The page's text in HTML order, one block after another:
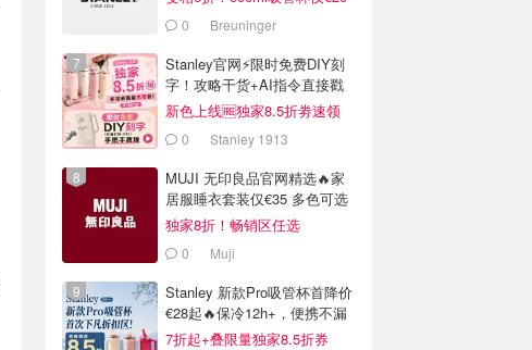
0 Breuninger
Stanley官网⚡️限时免费DIY刻
字！攻略干货+AI指令直接戳
新色上线🆓独家8.5折劵速领
0 Stanley 1913
MUJI 无印良品官网精选🔥家
居服睡衣套装仅€35 多色可选
独家8折！畅销区任选
0 Muji
Stanley 新款Pro吸管杯首降价
€28起🔥保冷12h+，便携不漏
水
7折起+叠限量独家8.5折券